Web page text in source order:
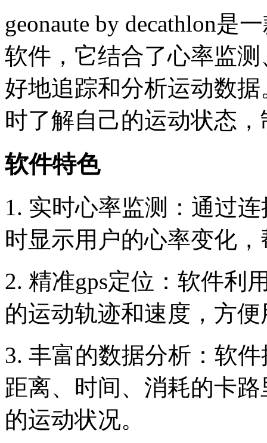
geonaute by decathlon是
软件，它结合了心率监测
好地追踪和分析运动数
时了解自己的运动状态
软件特色
1. 实时心率监测：通过
时显示用户的心率变化
2. 精准gps定位：软件利
的运动轨迹和速度，方
3. 丰富的数据分析：软
距离、时间、消耗的卡
的运动状况。